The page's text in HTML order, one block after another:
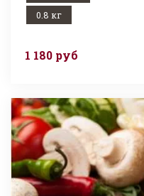
0.8 кг
1 180 руб